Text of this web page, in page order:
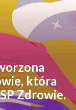
która
Zdrowie.